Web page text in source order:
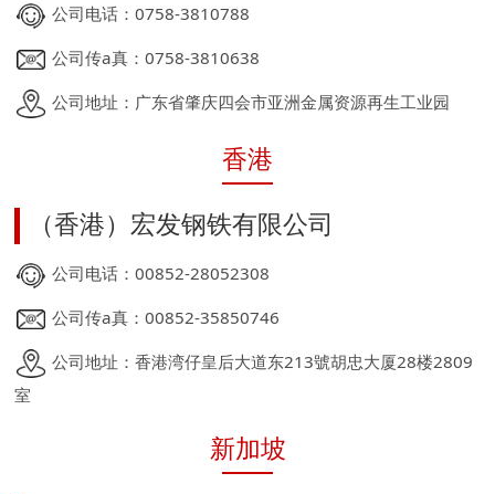
公司电话：0758-3810788
公司传a真：0758-3810638
公司地址：广东省肇庆四会市亚洲金属资源再生工业园
香港
（香港）宏发钢铁有限公司
公司电话：00852-28052308
公司传a真：00852-35850746
公司地址：香港湾仔皇后大道东213號胡忠大厦28楼2809
室
新加坡